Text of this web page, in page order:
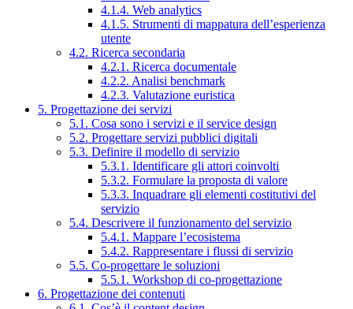
4.1.4. Web analytics
4.1.5. Strumenti di mappatura dell’esperienza
utente
4.2. Ricerca secondaria
4.2.1. Ricerca documentale
4.2.2. Analisi benchmark
4.2.3. Valutazione euristica
5. Progettazione dei servizi
5.1. Cosa sono i servizi e il service design
5.2. Progettare servizi pubblici digitali
5.3. Definire il modello di servizio
5.3.1. Identificare gli attori coinvolti
5.3.2. Formulare la proposta di valore
5.3.3. Inquadrare gli elementi costitutivi del
servizio
5.4. Descrivere il funzionamento del servizio
5.4.1. Mappare l’ecosistema
5.4.2. Rappresentare i flussi di servizio
5.5. Co-progettare le soluzioni
5.5.1. Workshop di co-progettazione
6. Progettazione dei contenuti